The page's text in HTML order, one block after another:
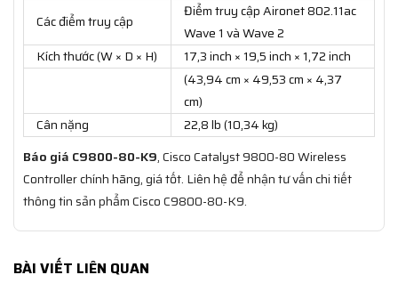
Các điểm truy cập
Điểm truy cập Aironet 802.11ac
Wave 1 và Wave 2
Kích thước (W × D × H)
17,3 inch × 19,5 inch × 1,72 inch
(43,94 cm × 49,53 cm × 4,37
cm)
Cân nặng
22,8 lb (10,34 kg)
Báo giá C9800-80-K9, Cisco Catalyst 9800-80 Wireless
Controller chính hãng, giá tốt. Liên hệ để nhận tư vấn chi tiết
thông tin sản phẩm Cisco C9800-80-K9.
BÀI VIẾT LIÊN QUAN